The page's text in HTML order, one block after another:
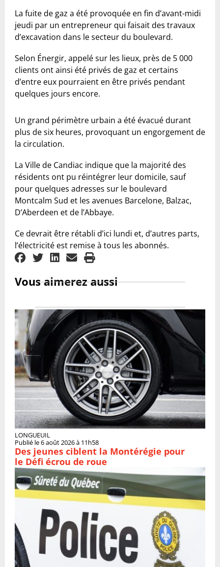
La fuite de gaz a été provoquée en fin d’avant-midi
jeudi par un entrepreneur qui faisait des travaux
d’excavation dans le secteur du boulevard.
Selon Énergir, appelé sur les lieux, près de 5 000
clients ont ainsi été privés de gaz et certains
d’entre eux pourraient en être privés pendant
quelques jours encore.
Un grand périmètre urbain a été évacué durant
plus de six heures, provoquant un engorgement de
la circulation.
La Ville de Candiac indique que la majorité des
résidents ont pu réintégrer leur domicile, sauf
pour quelques adresses sur le boulevard
Montcalm Sud et les avenues Barcelone, Balzac,
D’Aberdeen et de l’Abbaye.
Ce devrait être rétabli d’ici lundi et, d’autres parts,
l’électricité est remise à tous les abonnés.
Vous aimerez aussi
LONGUEUIL
Publié le 6 août 2026 à 11h58
Des jeunes ciblent la Montérégie pour
le Défi écrou de roue